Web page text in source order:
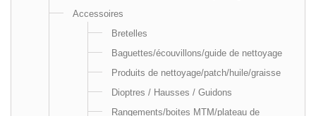
Accessoires
Bretelles
Baguettes/écouvillons/guide de nettoyage
Produits de nettoyage/patch/huile/graisse
Dioptres / Hausses / Guidons
Rangements/boites MTM/plateau de